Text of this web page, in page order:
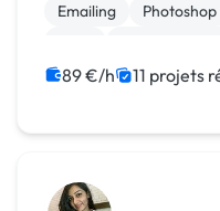
Emailing
Photoshop
89 €/h 11 projets